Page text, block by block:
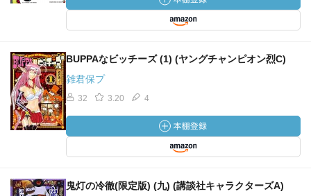
BUPPAなビッチーズ (1) (ヤングチャンピオン烈C)
雑君保プ
32 3.20 4
鬼灯の冷徹(限定版) (九) (講談社キャラクターズA)